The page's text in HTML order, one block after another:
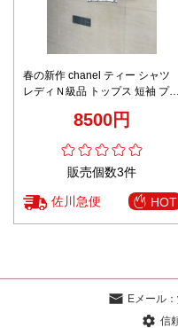
春の新作 chanel ティー シャツ
レディＮ級品 トップス 短袖 プリ
8500円
販売個数3件
佐川急便 HOT
Eメール：
信